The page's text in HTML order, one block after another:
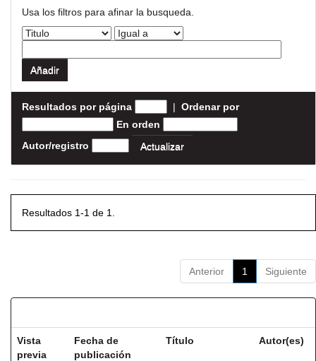
Usa los filtros para afinar la busqueda.
Resultados por página | Ordenar por
En orden
Autor/registro
Resultados 1-1 de 1.
Anterior 1 Siguiente
Vista
previa
Fecha de
publicación
Título Autor(es)